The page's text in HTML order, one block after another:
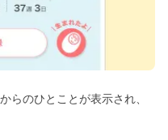
らのひとことが表示され、